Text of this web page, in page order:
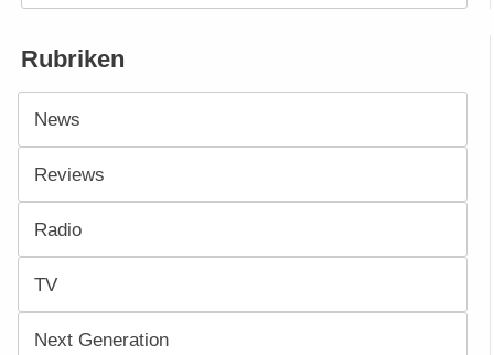
Rubriken
News
Reviews
Radio
TV
Next Generation